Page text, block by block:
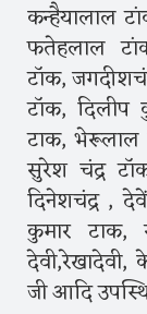
कन्हैयालाल
फतेहलाल
टॉक,
टॉक, दिलीप
टाक, भेरूलाल
सुरेश चंद्र
दिनेशचंद्र ,
कुमार टाक,
देवी,रेखादेवी,
जी आदि